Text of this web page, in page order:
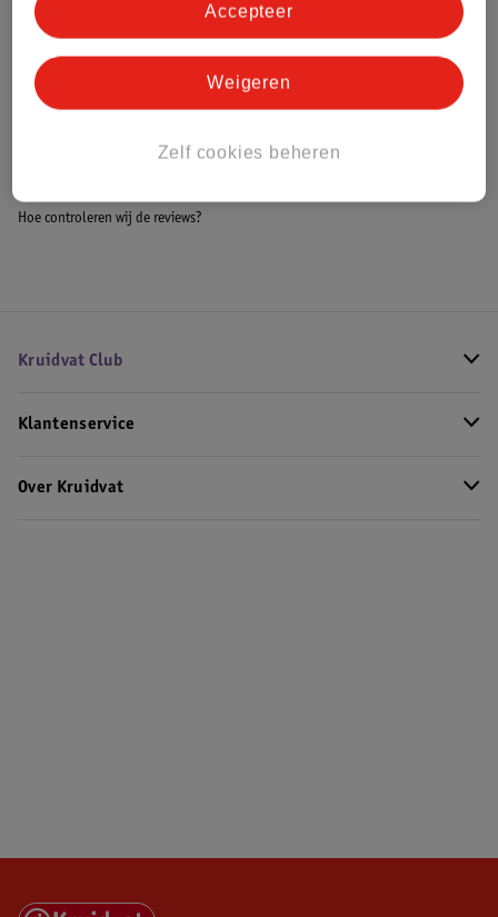
Bestel & Bezorginformatie
Bekijk ook
Alle Zwemluiers
Hoe controleren wij de reviews?
Kruidvat Club
Klantenservice
Over Kruidvat
Zelf cookies beheren
Weigeren
Accepteer